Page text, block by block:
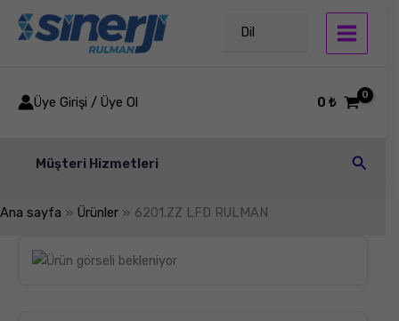
İçeriğe
atla
Dil
Üye Girişi / Üye Ol 0₺
Müşteri Hizmetleri Arama
Ana sayfa Ürünler 6201.ZZ LFD RULMAN
LFD